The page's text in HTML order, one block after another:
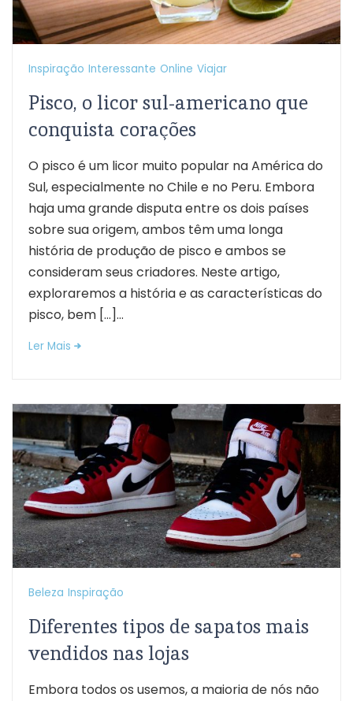
Inspiração Interessante Online Viajar
Pisco, o licor sul-americano que
conquista corações
O pisco é um licor muito popular na América do
Sul, especialmente no Chile e no Peru. Embora
haja uma grande disputa entre os dois países
sobre sua origem, ambos têm uma longa
história de produção de pisco e ambos se
consideram seus criadores. Neste artigo,
exploraremos a história e as características do
pisco, bem […]...
Ler Mais
Beleza Inspiração
Diferentes tipos de sapatos mais
vendidos nas lojas
Embora todos os usemos, a maioria de nós não